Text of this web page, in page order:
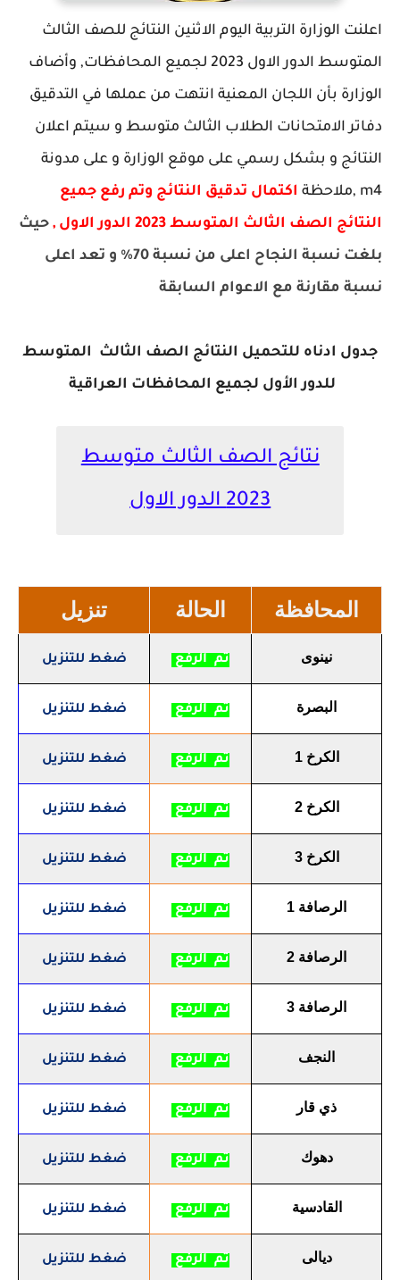
اعلنت الوزارة التربية اليوم الاثنين النتائج للصف الثالث
المتوسط الدور الاول 2023 لجميع المحافظات, وأضاف
الوزارة بأن اللجان المعنية انتهت من عملها في التدقيق
دفاتر الامتحانات الطلاب الثالث متوسط و سيتم اعلان
النتائج و بشكل رسمي على موقع الوزارة و على مدونة
m4 ,ملاحظة
اكتمال تدقيق النتائج وتم رفع جميع
النتائج الصف الثالث المتوسط 2023 الدور الاول ,
حيث
بلغت نسبة النجاح اعلى من نسبة 70% و تعد اعلى
نسبة مقارنة مع الاعوام السابقة
جدول ادناه للتحميل النتائج الصف الثالث المتوسط
للدور الأول لجميع المحافظات العراقية
نتائج الصف الثالث متوسط
2023 الدور الاول
المحافظة الحالة تنزيل
نينوى تم الرفع ضغط للتنزيل
البصرة تم الرفع ضغط للتنزيل
الكرخ 1 تم الرفع ضغط للتنزيل
الكرخ 2 تم الرفع ضغط للتنزيل
الكرخ 3 تم الرفع ضغط للتنزيل
الرصافة 1 تم الرفع ضغط للتنزيل
الرصافة 2 تم الرفع ضغط للتنزيل
الرصافة 3 تم الرفع ضغط للتنزيل
النجف تم الرفع ضغط للتنزيل
ذي قار تم الرفع ضغط للتنزيل
دهوك تم الرفع ضغط للتنزيل
القادسية تم الرفع ضغط للتنزيل
ديالى تم الرفع ضغط للتنزيل